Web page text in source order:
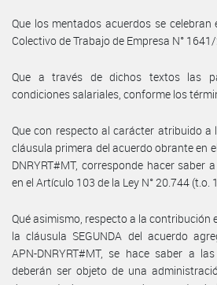
Que los mentados acuerdos se celebran
Colectivo de Trabajo de Empresa N° 1641/
Que a través de dichos textos las
condiciones salariales, conforme los
Que con respecto al carácter atribuido a
cláusula primera del acuerdo obrante en
DNRYRT#MT, corresponde hacer saber
en el Artículo 103 de la Ley N° 20.744 (t.o.
Qué asimismo, respecto a la contribución
la cláusula SEGUNDA del acuerdo
APN-DNRYRT#MT, se hace saber a
deberán ser objeto de una